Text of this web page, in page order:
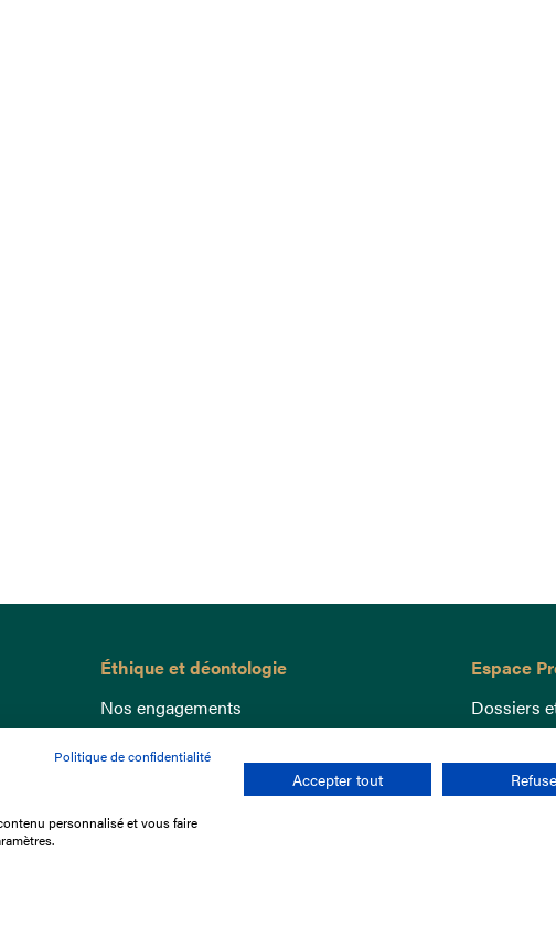
Éthique et déontologie
Nos engagements
Lutte anti-dopage
Bien être equin
Index Egalité Femmes-Hommes
Jeu responsable
Espace
Dossiers
Politique de confidentialité
personnalisé et vous faire
Accepter tout